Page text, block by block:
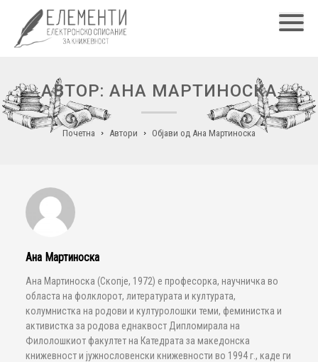
АВТОР: АНА МАРТИНОСКА
Почетна Автори Објави од Ана Мартиноска
Ана Мартиноска
Ана Мартиноска (Скопје, 1972) е професорка, научничка во
областа на фолклорот, литературата и културата,
колумнистка на родови и културолошки теми, феминистка и
активистка за родова еднаквост Дипломирала на
Филолошкиот факултет на Катедрата за македонска
книжевност и јужнословенски книжевности во 1994 г., каде ги